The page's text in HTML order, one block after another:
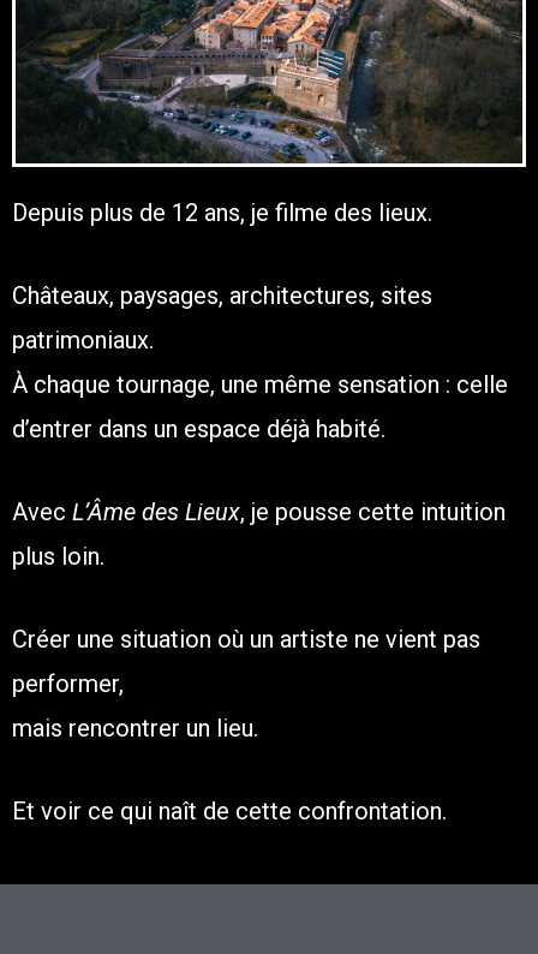
Depuis plus de 12 ans, je filme des lieux.
Châteaux, paysages, architectures, sites
patrimoniaux.
À chaque tournage, une même sensation : celle
d’entrer dans un espace déjà habité.
Avec L’Âme des Lieux, je pousse cette intuition
plus loin.
Créer une situation où un artiste ne vient pas
performer,
mais rencontrer un lieu.
Et voir ce qui naît de cette confrontation.